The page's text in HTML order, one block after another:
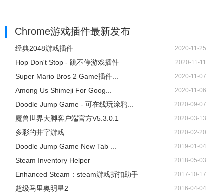
Chrome游戏插件最新发布
经典2048游戏插件 2020-11-25
Hop Don't Stop - 跳不停游戏插件 2020-11-11
Super Mario Bros 2 Game插件... 2020-11-07
Among Us Shimeji For Goog... 2020-11-06
Doodle Jump Game - 可在线玩涂鸦... 2020-09-07
魔兽世界大脚客户端官方V5.3.0.1 2020-03-13
多彩的井字游戏 2020-02-20
Doodle Jump Game New Tab ... 2019-01-04
Steam Inventory Helper 2018-05-03
Enhanced Steam：steam游戏折扣助手 2017-10-17
超级马里奥明星2 2016-04-04